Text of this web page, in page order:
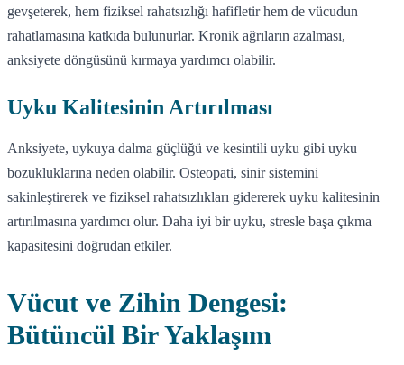
gevşeterek, hem fiziksel rahatsızlığı hafifletir hem de vücudun
rahatlamasına katkıda bulunurlar. Kronik ağrıların azalması,
anksiyete döngüsünü kırmaya yardımcı olabilir.
Uyku Kalitesinin Artırılması
Anksiyete, uykuya dalma güçlüğü ve kesintili uyku gibi uyku
bozukluklarına neden olabilir. Osteopati, sinir sistemini
sakinleştirerek ve fiziksel rahatsızlıkları gidererek uyku kalitesinin
artırılmasına yardımcı olur. Daha iyi bir uyku, stresle başa çıkma
kapasitesini doğrudan etkiler.
Vücut ve Zihin Dengesi:
Bütüncül Bir Yaklaşım